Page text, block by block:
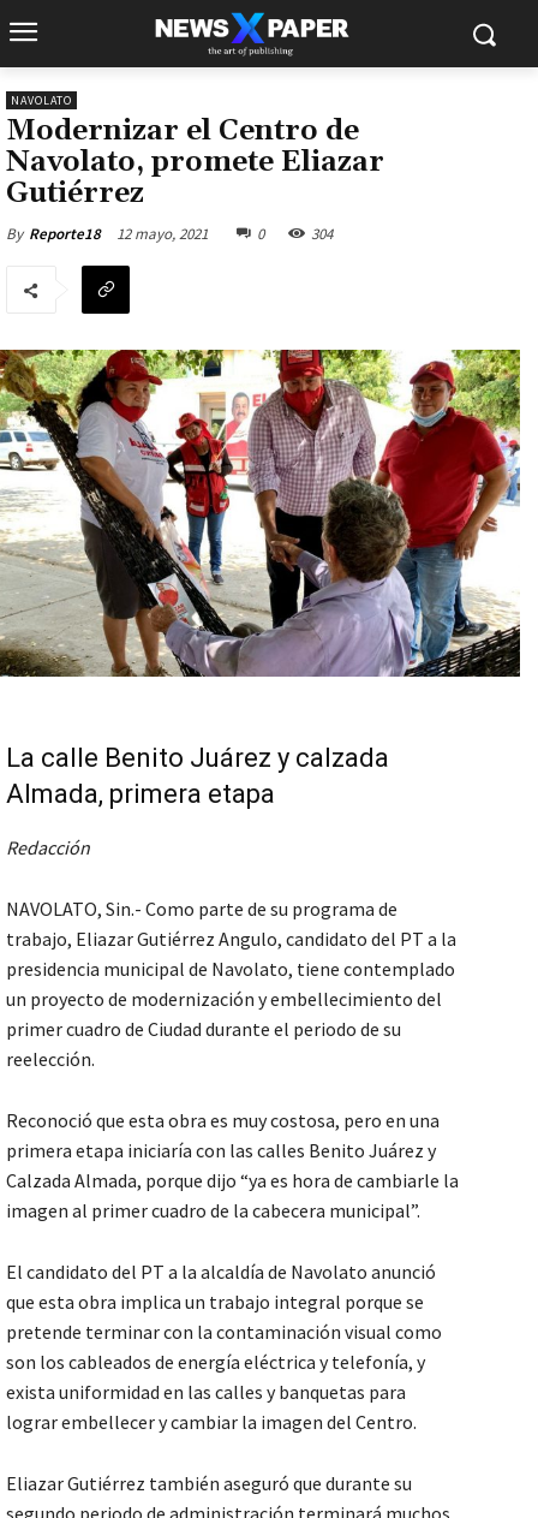
NAVOLATO
Modernizar el Centro de
Navolato, promete Eliazar
Gutiérrez
By Reporte18 12 mayo, 2021 0 304
La calle Benito Juárez y calzada
Almada, primera etapa
Redacción
NAVOLATO, Sin.- Como parte de su programa de
trabajo, Eliazar Gutiérrez Angulo, candidato del PT a la
presidencia municipal de Navolato, tiene contemplado
un proyecto de modernización y embellecimiento del
primer cuadro de Ciudad durante el periodo de su
reelección.
Reconoció que esta obra es muy costosa, pero en una
primera etapa iniciaría con las calles Benito Juárez y
Calzada Almada, porque dijo “ya es hora de cambiarle la
imagen al primer cuadro de la cabecera municipal”.
El candidato del PT a la alcaldía de Navolato anunció
que esta obra implica un trabajo integral porque se
pretende terminar con la contaminación visual como
son los cableados de energía eléctrica y telefonía, y
exista uniformidad en las calles y banquetas para
lograr embellecer y cambiar la imagen del Centro.
Eliazar Gutiérrez también aseguró que durante su